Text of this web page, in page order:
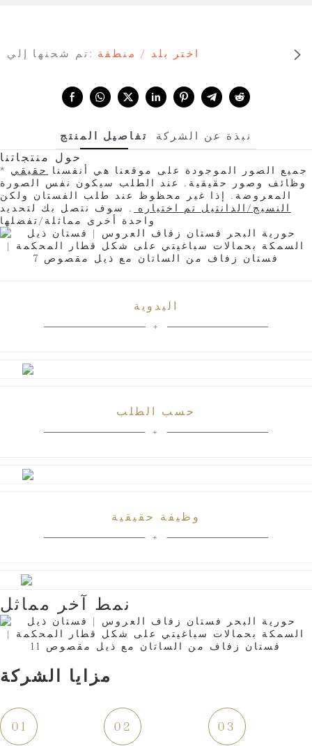
تم شحنها إلي: اختر بلد / منطقة
تفاصيل المنتج نبذة عن الشركة
حول منتجاتنا
* جميع الصور الموجودة على موقعنا هي أنفسنا
حقيقي
وظائف وصور حقيقية. عند الطلب سيكون نفس الصورة
المعروضة. إذا غير محظوظ عند طلب الفستان ولكن
النسيج/الدانتيل تم اختياره
. سوف نتصل بك لتحديد
اليدوية
وظيفة حقيقية
حسب الطلب
نمط آخر مماثل
مزايا الشركة
01 02 03